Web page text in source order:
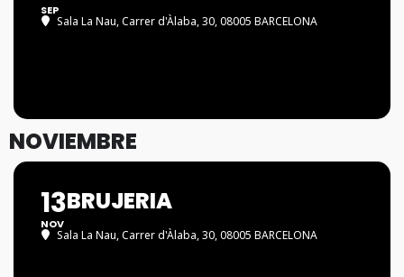
SEP
Sala La Nau, Carrer d'Àlaba, 30, 08005 BARCELONA
NOVIEMBRE
13
NOV
BRUJERIA
Sala La Nau, Carrer d'Àlaba, 30, 08005 BARCELONA